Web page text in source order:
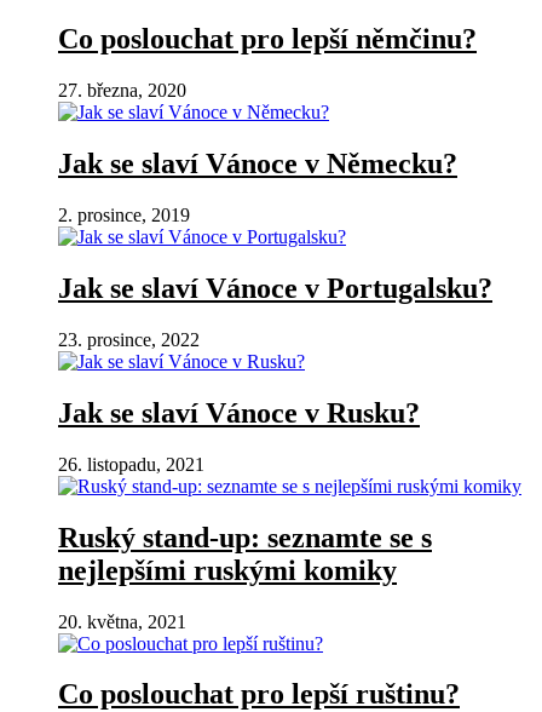
Co poslouchat pro lepší němčinu?
27. března, 2020
Jak se slaví Vánoce v Německu?
2. prosince, 2019
Jak se slaví Vánoce v Portugalsku?
23. prosince, 2022
Jak se slaví Vánoce v Rusku?
26. listopadu, 2021
Ruský stand-up: seznamte se s
nejlepšími ruskými komiky
20. května, 2021
Co poslouchat pro lepší ruštinu?